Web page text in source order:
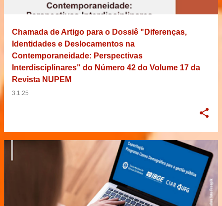
Chamada de Artigo para o Dossiê "Diferenças,
Identidades e Deslocamentos na
Contemporaneidade: Perspectivas
Interdisciplinares" do Número 42 do Volume 17 da
Revista NUPEM
3.1.25